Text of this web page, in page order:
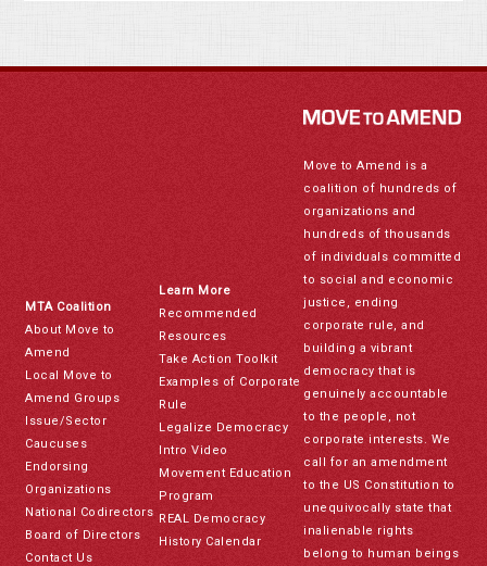
MTA Coalition
About Move to
Amend
Local Move to
Amend Groups
Issue/Sector
Caucuses
Endorsing
Organizations
National Codirectors
Board of Directors
Contact Us
Learn More
Recommended
Resources
Take Action Toolkit
Examples of Corporate
Rule
Legalize Democracy
Intro Video
Movement Education
Program
REAL Democracy
History Calendar
Move to Amend is a
coalition of hundreds of
organizations and
hundreds of thousands
of individuals committed
to social and economic
justice, ending
corporate rule, and
building a vibrant
democracy that is
genuinely accountable
to the people, not
corporate interests. We
call for an amendment
to the US Constitution to
unequivocally state that
inalienable rights
belong to human beings